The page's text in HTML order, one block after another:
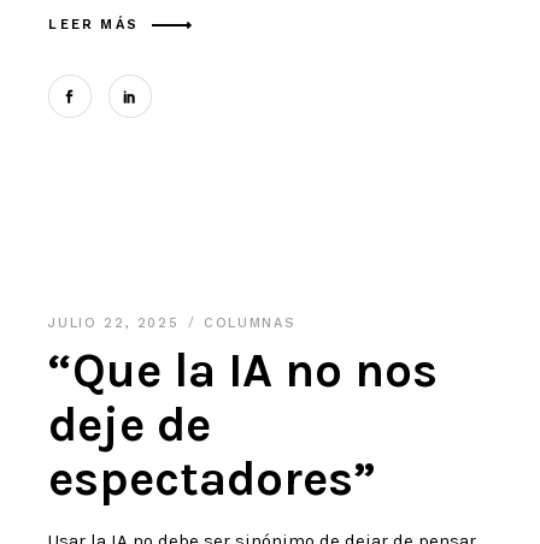
LEER MÁS
JULIO 22, 2025 COLUMNAS
“Que la IA no nos
deje de
espectadores”